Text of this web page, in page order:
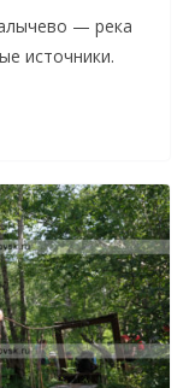
— река
источники.